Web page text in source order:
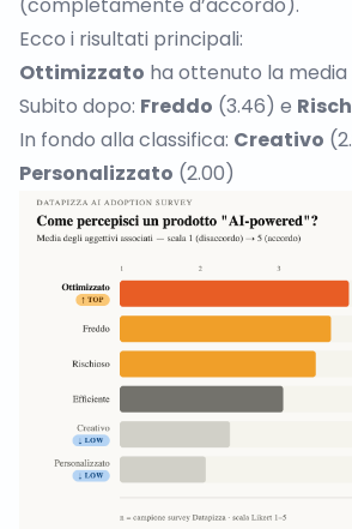
Ecco i risultati principali:
Ottimizzato ha ottenuto la media
Subito dopo: Freddo (3.46) e
In fondo alla classifica: Creativo
Personalizzato (2.00)